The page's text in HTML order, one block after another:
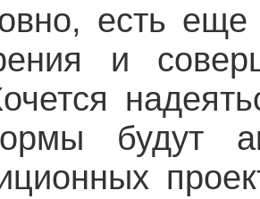
есть
и
будут